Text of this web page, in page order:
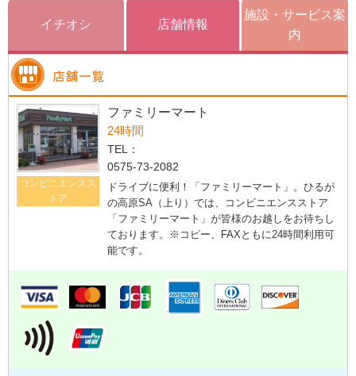
イチオシ 店舗情報
施設・サービス案
内
コンビニエンスス
トア
ファミリーマート
24時間
TEL：
0575-73-2082
ドライブに便利！「ファミリーマート」。ひるが
の高原SA（上り）では、コンビニエンスストア
「ファミリーマート」が皆様のお越しをお待ちし
ております。※コピー、FAXともに24時間利用可
能です。